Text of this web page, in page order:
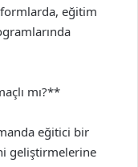
eğitim
mı?**
eğitici bir
geliştirmelerine